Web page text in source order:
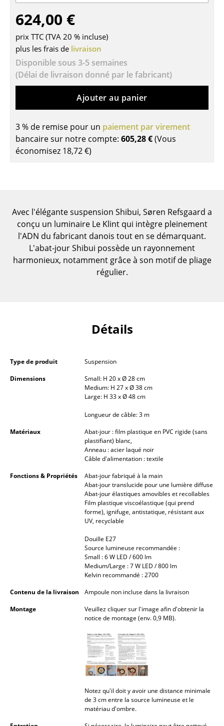
Pièces détachées
... voir tous les sièges
Tables
Tables de repas
Tables basses
Bureaux & Secrétaires
Secrétaires & Tables PC
Tables enfants
Table de jardin
Chariots & Dessertes
Étagères & Armoires
Étagères murales
Buffets & Commodes
Caissons roulants et Meubles d’appoint
Garde-robes
Petits rangements
Pièces détachées
... voir tous les rangements
Suspensions & Plafonniers
Lampes de bureau
Lampadaires et Liseuses
Appliques murales
Luminaires d’extérieur
624,00 €
prix TTC (TVA 20 % incluse)
plus les frais de livraison
Disponible sous 3-5 semaines
(Délai de livraison donné par le fabricant)
Ajouter au panier
3 % de remise pour un paiement par virement
bancaire sur notre compte: 605,28 €(Vous
économisez 18,72 €)
Avec l'élégante suspension Shibui, Søren Refsgaard a
conçu un luminaire Le Klint qui intègre pleinement
l'ADN du fabricant danois tout en se démarquant.
L'abat-jour Shibui possède un rayonnement
harmonieux, notamment grâce à son motif de pliage
régulier.
Détails
Type de produit
Suspension
Dimensions
Small: H 20 x Ø 28 cm
Medium: H 27 x Ø 38 cm
Large: H 33 x Ø 48 cm
Longueur de câble: 3 m
Matériaux
Abat-jour : film plastique en PVC rigide (sans
plastifiant) blanc,
Anneau : acier laqué noir
Câble d'alimentation : textile
Fonctions & Propriétés
Abat-jour fabriqué à la main
Abat-jour translucide pour une lumière diffuse
Abat-jour élastiques amovibles et recollables
Film plastique viscoélastique (qui prend
forme), ignifuge, antistatique, résistant aux
UV, recyclable
Douille E27
Source lumineuse recommandée :
Small : 6 W LED / 600 lm
Medium/Large : 7 W LED / 800 lm
Kelvin recommandé : 2700
Contenu de la livraison
Ampoule non incluse dans la livraison
Montage
Veuillez cliquer sur l'image afin d'obtenir la
notice de montage (env. 0,9 MB).
Notez qu'il doit y avoir une distance minimale
de 3 cm entre la source lumineuse et le
matériau d'ombre.